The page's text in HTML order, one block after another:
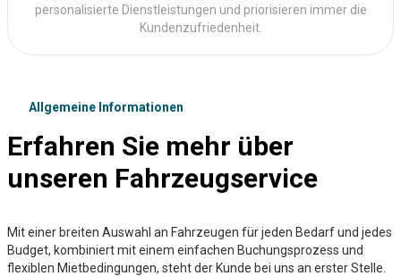
personalisierte Dienstleistungen und priorisieren immer die
Kundenzufriedenheit.
Allgemeine Informationen
Erfahren Sie mehr über
unseren Fahrzeugservice
Mit einer breiten Auswahl an Fahrzeugen für jeden Bedarf und jedes
Budget, kombiniert mit einem einfachen Buchungsprozess und
flexiblen Mietbedingungen, steht der Kunde bei uns an erster Stelle.